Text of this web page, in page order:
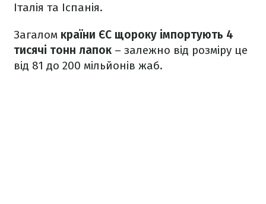
Італія та Іспанія.
Загалом країни ЄС щороку імпортують 4
тисячі тонн лапок – залежно від розміру це
від 81 до 200 мільйонів жаб.